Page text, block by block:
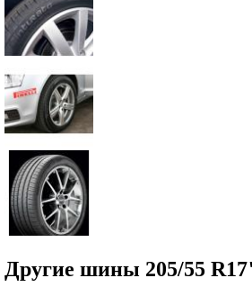
Другие шины 205/55